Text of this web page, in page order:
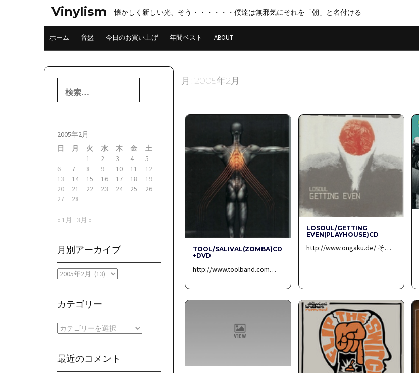
テ
Vinylism 懐かしく新しい光、そう・・・・・・僕達は無邪気にそれを「朝」と名付ける
ホーム 音盤 今日のお買い上げ 年間ベスト ABOUT
月: 2005年2月
TOOL/SALIVAL(ZOMBA)CD
+DVD
http://www.toolband.com…
LOSOUL/GETTING
EVEN(PLAYHOUSE)CD
http://www.ongaku.de/ そ…
索:
2005年2月
日
月 火 水 木 金
土
1
2 3 4
5
6
7 8 9 10 11
12
13
14 15 16 17 18
19
20
21 22 23 24 25
26
27
28
« 1月 3月 »
月別アーカイブ
月
ー
イ
ブ
カテゴリー
カ
リ
最近のコメント